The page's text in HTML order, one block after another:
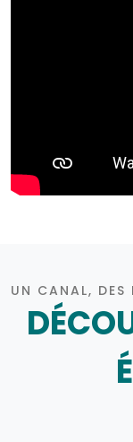
UN CANAL, DES